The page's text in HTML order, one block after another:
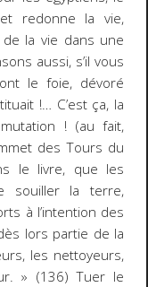
redonne la vie,
la vie dans une
aussi, s’il vous
le foie, dévoré
!… C’est ça, la
! (au fait,
des Tours du
le livre, que les
souiller la terre,
à l’intention des
lors partie de la
les nettoyeurs,
» (136) Tuer le